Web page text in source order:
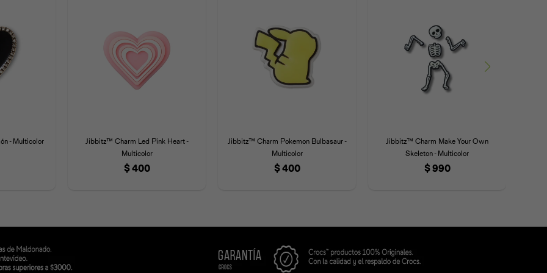
- Multicolor
Jibbitz™ Charm Led Pink Heart -
Multicolor
$400
Jibbitz™ Charm Pokemon Bulbasaur -
Multicolor
$400
Jibbitz™ Charm Make Your Own
Skeleton - Multicolor
$990